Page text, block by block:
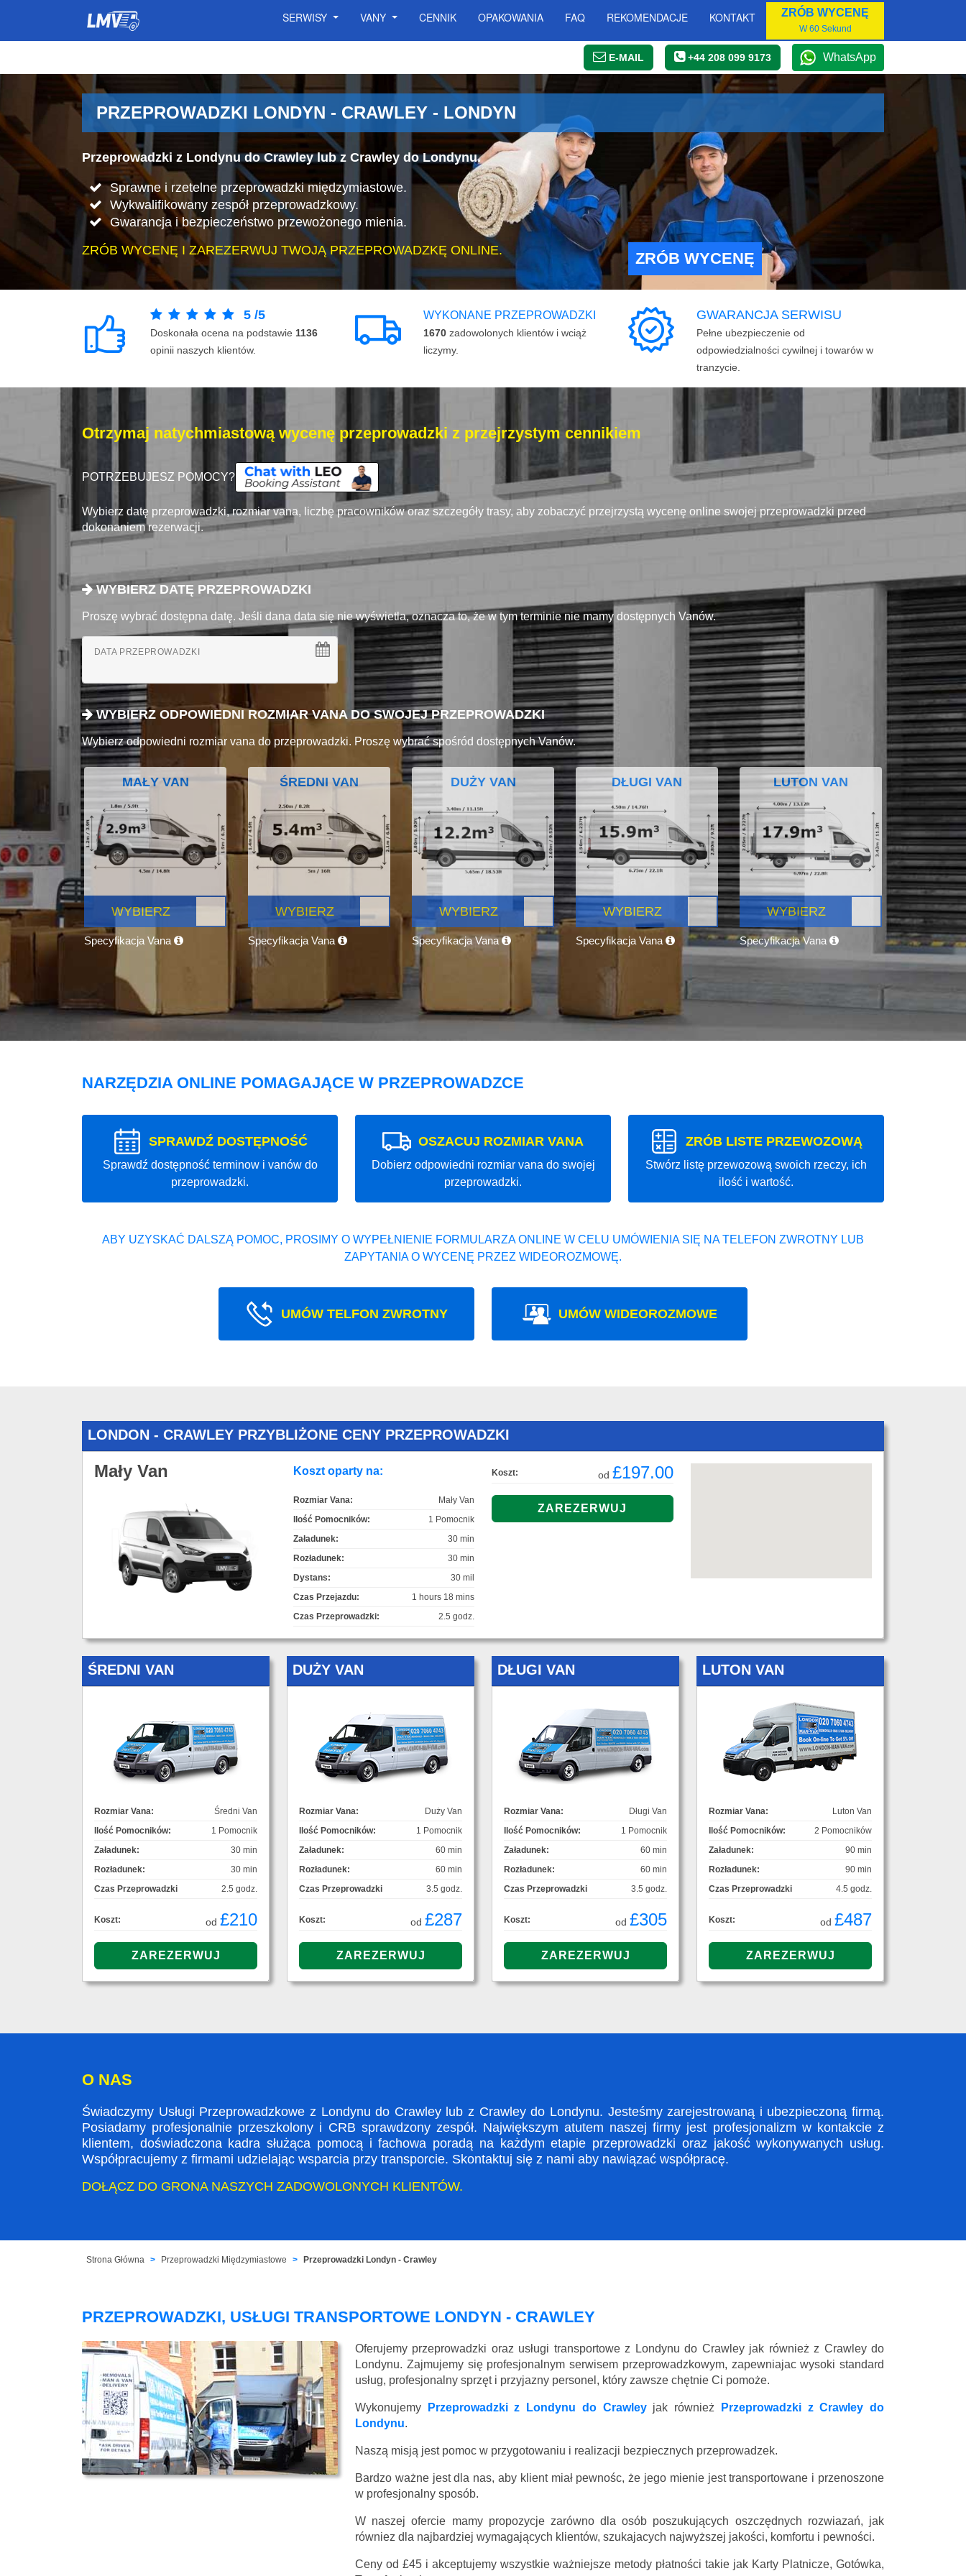
SERWISY VANY CENNIK OPAKOWANIA FAQ REKOMENDACJE KONTAKT ZRÓB WYCENĘ
W 60 Sekund
E-MAIL +44 208 099 9173 WhatsApp
PRZEPROWADZKI LONDYN - CRAWLEY - LONDYN
Przeprowadzki z Londynu do Crawley lub z Crawley do Londynu.
Sprawne i rzetelne przeprowadzki międzymiastowe.
Wykwalifikowany zespół przeprowadzkowy.
Gwarancja i bezpieczeństwo przewożonego mienia.
ZRÓB WYCENĘ I ZAREZERWUJ TWOJĄ PRZEPROWADZKĘ ONLINE.
ZRÓB WYCENĘ
5 /5
Doskonała ocena na podstawie 1136
opinii naszych klientów.
WYKONANE PRZEPROWADZKI
1670 zadowolonych klientów i wciąż
liczymy.
GWARANCJA SERWISU
Pełne ubezpieczenie od
odpowiedzialności cywilnej i towarów w
tranzycie.
Otrzymaj natychmiastową wycenę przeprowadzki z przejrzystym cennikiem
POTRZEBUJESZ POMOCY?
Wybierz datę przeprowadzki, rozmiar vana, liczbę pracowników oraz szczegóły trasy, aby zobaczyć przejrzystą wycenę online swojej przeprowadzki przed
dokonaniem rezerwacji.
WYBIERZ DATĘ PRZEPROWADZKI
Proszę wybrać dostępna datę. Jeśli dana data się nie wyświetla, oznacza to, że w tym terminie nie mamy dostępnych Vanów.
DATA PRZEPROWADZKI
WYBIERZ ODPOWIEDNI ROZMIAR VANA DO SWOJEJ PRZEPROWADZKI
Wybierz odpowiedni rozmiar vana do przeprowadzki. Proszę wybrać spośród dostępnych Vanów.
MAŁY VAN
WYBIERZ
Specyfikacja Vana
ŚREDNI VAN
WYBIERZ
Specyfikacja Vana
DUŻY VAN
WYBIERZ
Specyfikacja Vana
DŁUGI VAN
WYBIERZ
Specyfikacja Vana
LUTON VAN
WYBIERZ
Specyfikacja Vana
NARZĘDZIA ONLINE POMAGAJĄCE W PRZEPROWADZCE
SPRAWDŹ DOSTĘPNOŚĆ
Sprawdź dostępność terminow i vanów do
przeprowadzki.
OSZACUJ ROZMIAR VANA
Dobierz odpowiedni rozmiar vana do swojej
przeprowadzki.
ZRÓB LISTE PRZEWOZOWĄ
Stwórz listę przewozową swoich rzeczy, ich
ilość i wartość.
ABY UZYSKAĆ DALSZĄ POMOC, PROSIMY O WYPEŁNIENIE FORMULARZA ONLINE W CELU UMÓWIENIA SIĘ NA TELEFON ZWROTNY LUB
ZAPYTANIA O WYCENĘ PRZEZ WIDEOROZMOWĘ.
UMÓW TELFON ZWROTNY UMÓW WIDEOROZMOWE
LONDON - CRAWLEY PRZYBLIŻONE CENY PRZEPROWADZKI
Mały Van Koszt oparty na:
Rozmiar Vana:
Mały Van
Ilość Pomocników:
1 Pomocnik
Załadunek:
30 min
Rozładunek:
30 min
Dystans:
30 mil
Czas Przejazdu:
1 hours 18 mins
Czas Przeprowadzki:
2.5 godz.
Koszt: od £197.00
ŚREDNI VAN
Rozmiar Vana:
Średni Van
Ilość Pomocników:
1 Pomocnik
Załadunek:
30 min
Rozładunek:
30 min
Czas Przeprowadzki
2.5 godz.
Koszt: od £210
DUŻY VAN
Rozmiar Vana:
Duży Van
Ilość Pomocników:
1 Pomocnik
Załadunek:
60 min
Rozładunek:
60 min
Czas Przeprowadzki
3.5 godz.
Koszt: od £287
DŁUGI VAN
Rozmiar Vana:
Długi Van
Ilość Pomocników:
1 Pomocnik
Załadunek:
60 min
Rozładunek:
60 min
Czas Przeprowadzki
3.5 godz.
Koszt: od £305
LUTON VAN
Rozmiar Vana:
Luton Van
Ilość Pomocników:
2 Pomocników
Załadunek:
90 min
Rozładunek:
90 min
Czas Przeprowadzki
4.5 godz.
Koszt: od £487
O NAS
Świadczymy Usługi Przeprowadzkowe z Londynu do Crawley lub z Crawley do Londynu. Jesteśmy zarejestrowaną i ubezpieczoną firmą.
Posiadamy profesjonalnie przeszkolony i CRB sprawdzony zespół. Największym atutem naszej firmy jest profesjonalizm w kontakcie z
klientem, doświadczona kadra służąca pomocą i fachowa poradą na każdym etapie przeprowadzki oraz jakość wykonywanych usług.
Współpracujemy z firmami udzielając wsparcia przy transporcie. Skontaktuj się z nami aby nawiązać współpracę.
DOŁĄCZ DO GRONA NASZYCH ZADOWOLONYCH KLIENTÓW.
Strona Główna Przeprowadzki Międzymiastowe Przeprowadzki Londyn - Crawley
PRZEPROWADZKI, USŁUGI TRANSPORTOWE LONDYN - CRAWLEY
Oferujemy przeprowadzki oraz usługi transportowe z Londynu do Crawley jak również z Crawley do
Londynu. Zajmujemy się profesjonalnym serwisem przeprowadzkowym, zapewniajac wysoki standard
usług, profesjonalny sprzęt i przyjazny personel, który zawsze chętnie Ci pomoże.
Wykonujemy Przeprowadzki z Londynu do Crawleyjak również
Przeprowadzki z Crawley do
Londynu.
Naszą misją jest pomoc w przygotowaniu i realizacji bezpiecznych przeprowadzek.
Bardzo ważne jest dla nas, aby klient miał pewnośc, że jego mienie jest transportowane i przenoszone
w profesjonalny sposób.
W naszej ofercie mamy propozycje zarówno dla osób poszukujących oszczędnych rozwiazań, jak
równiez dla najbardziej wymagających klientów, szukajacych najwyższej jakości, komfortu i pewności.
Ceny od £45 i akceptujemy wszystkie ważniejsze metody płatności takie jak Karty Platnicze, Gotówka,